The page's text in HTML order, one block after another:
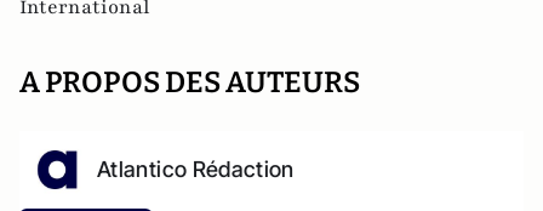
International
A PROPOS DES AUTEURS
Atlantico Rédaction